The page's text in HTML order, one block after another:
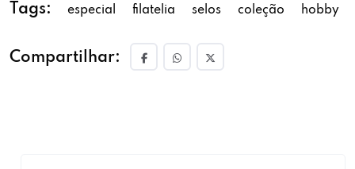
Tags: especial filatelia selos coleção hobby
Compartilhar: